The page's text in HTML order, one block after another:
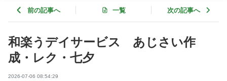
前の記事へ 一覧 次の記事へ
和楽うデイサービス あじさい作
成・レク・七夕
2026-07-06 08:54:29